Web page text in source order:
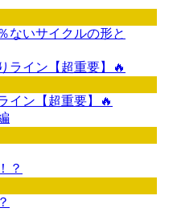
いサイクルの形と
ン【超重要】🔥